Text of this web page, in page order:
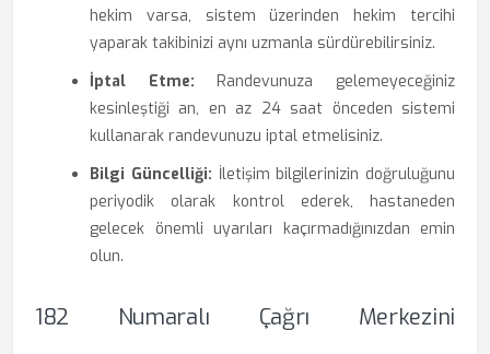
hekim varsa, sistem üzerinden hekim tercihi
yaparak takibinizi aynı uzmanla sürdürebilirsiniz.
İptal Etme: Randevunuza gelemeyeceğiniz
kesinleştiği an, en az 24 saat önceden sistemi
kullanarak randevunuzu iptal etmelisiniz.
Bilgi Güncelliği: İletişim bilgilerinizin doğruluğunu
periyodik olarak kontrol ederek, hastaneden
gelecek önemli uyarıları kaçırmadığınızdan emin
olun.
182 Numaralı Çağrı Merkezini